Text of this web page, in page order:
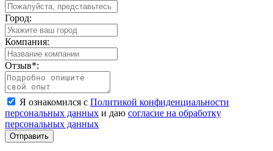
Город:
Компания:
Отзыв*:
Я ознакомился с Политикой конфиденциальности
персональных данных и даю согласие на обработку
персональных данных
Отправить